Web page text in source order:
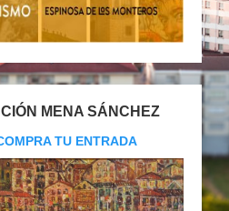
MENA SÁNCHEZ
TU ENTRADA